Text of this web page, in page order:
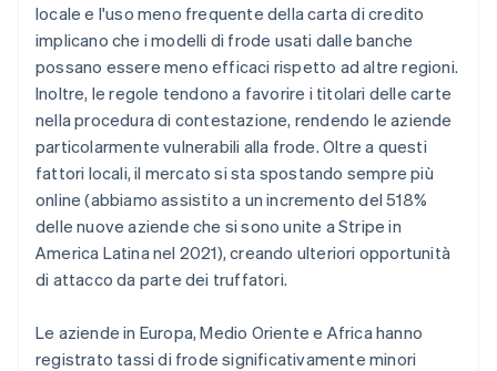
locale e l'uso meno frequente della carta di credito
implicano che i modelli di frode usati dalle banche
possano essere meno efficaci rispetto ad altre regioni.
Inoltre, le regole tendono a favorire i titolari delle carte
nella procedura di contestazione, rendendo le aziende
particolarmente vulnerabili alla frode. Oltre a questi
fattori locali, il mercato si sta spostando sempre più
online (abbiamo assistito a un incremento del 518%
delle nuove aziende che si sono unite a Stripe in
America Latina nel 2021), creando ulteriori opportunità
di attacco da parte dei truffatori.
Le aziende in Europa, Medio Oriente e Africa hanno
registrato tassi di frode significativamente minori